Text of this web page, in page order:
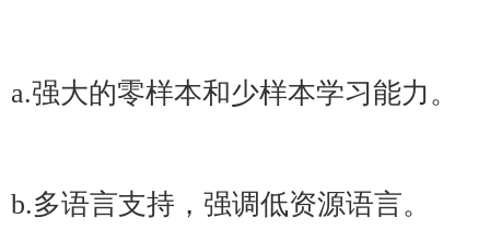
a.强大的零样本和少样本学习能力。
b.多语言支持，强调低资源语言。